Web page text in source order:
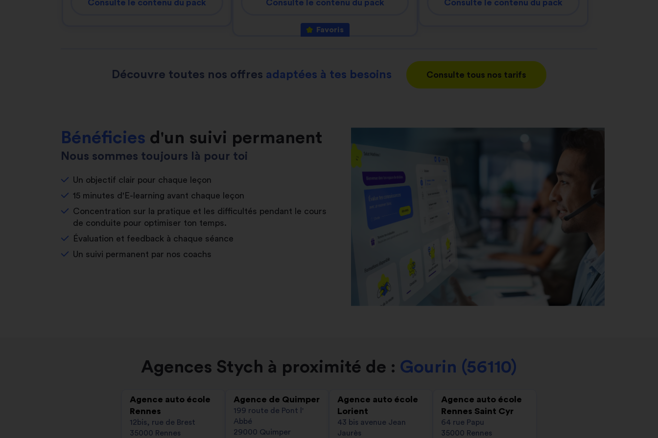
Consulte le contenu du pack Consulte le contenu du pack
Favoris
Consulte le contenu du pack
Découvre toutes nos offres adaptées à tes besoins Consulte tous nos tarifs
Bénéficies d'un suivi permanent
Nous sommes toujours là pour toi
Un objectif clair pour chaque leçon
15 minutes d'E-learning avant chaque leçon
Concentration sur la pratique et les difficultés pendant le cours
de conduite pour optimiser ton temps.
Évaluation et feedback à chaque séance
Un suivi permanent par nos coachs
Agences Stych à proximité de : Gourin (56110)
Agence auto école
Rennes
12bis, rue de Brest
35000 Rennes
Agence de Quimper
199 route de Pont l'
Abbé
29000 Quimper
Agence auto école
Lorient
43 bis avenue Jean
Jaurès
Agence auto école
Rennes Saint Cyr
64 rue Papu
35000 Rennes